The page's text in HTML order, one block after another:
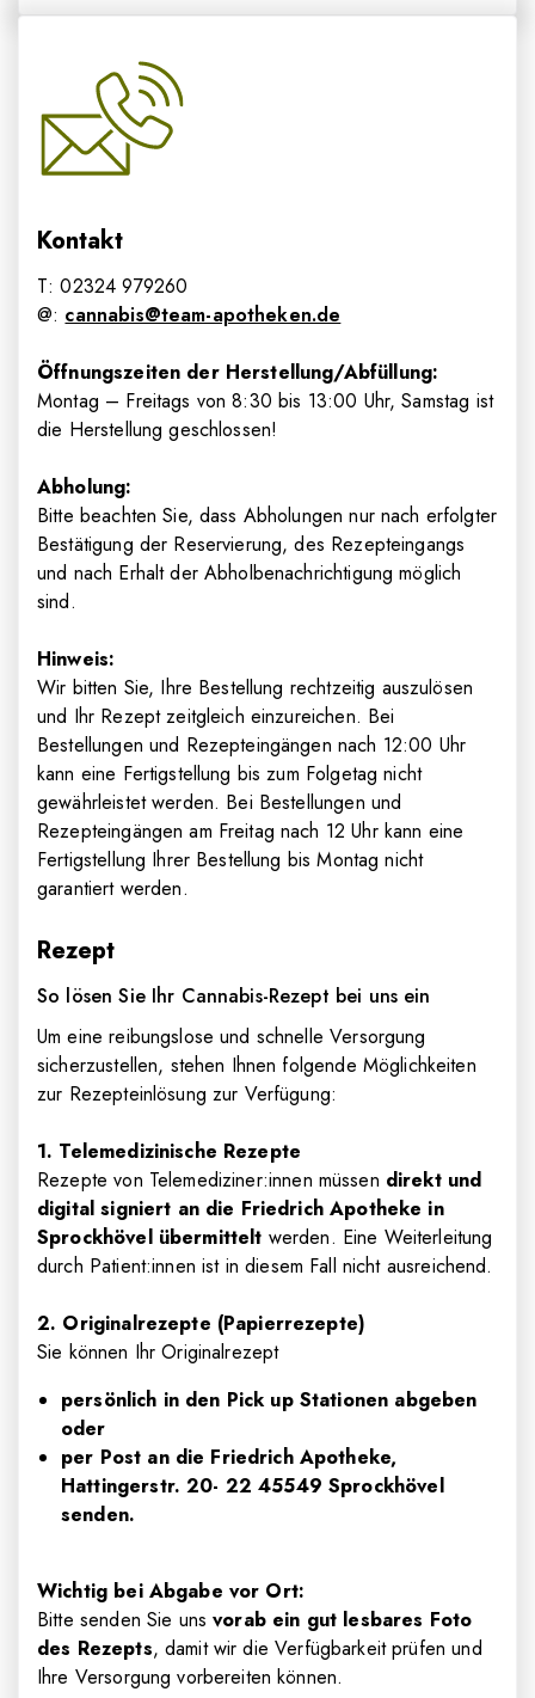
Kontakt
T: 02324 979260
@: cannabis@team-apotheken.de
Öffnungszeiten der Herstellung/Abfüllung:
Montag – Freitags von 8:30 bis 13:00 Uhr, Samstag ist
die Herstellung geschlossen!
Abholung:
Bitte beachten Sie, dass Abholungen nur nach erfolgter
Bestätigung der Reservierung, des Rezepteingangs
und nach Erhalt der Abholbenachrichtigung möglich
sind.
Hinweis:
Wir bitten Sie, Ihre Bestellung rechtzeitig auszulösen
und Ihr Rezept zeitgleich einzureichen. Bei
Bestellungen und Rezepteingängen nach 12:00 Uhr
kann eine Fertigstellung bis zum Folgetag nicht
gewährleistet werden. Bei Bestellungen und
Rezepteingängen am Freitag nach 12 Uhr kann eine
Fertigstellung Ihrer Bestellung bis Montag nicht
garantiert werden.
Rezept
So lösen Sie Ihr Cannabis-Rezept bei uns ein
Um eine reibungslose und schnelle Versorgung
sicherzustellen, stehen Ihnen folgende Möglichkeiten
zur Rezepteinlösung zur Verfügung:
1. Telemedizinische Rezepte
Rezepte von Telemediziner:innen müssen direkt und
digital signiert an die Friedrich Apotheke in
Sprockhövel übermittelt werden. Eine Weiterleitung
durch Patient:innen ist in diesem Fall nicht ausreichend.
2. Originalrezepte (Papierrezepte)
Sie können Ihr Originalrezept
persönlich in den Pick up Stationen abgeben
oder
per Post an die Friedrich Apotheke,
Hattingerstr. 20- 22 45549 Sprockhövel
senden.
Wichtig bei Abgabe vor Ort:
Bitte senden Sie unsvorab ein gut lesbares Foto
des Rezepts, damit wir die Verfügbarkeit prüfen und
Ihre Versorgung vorbereiten können.